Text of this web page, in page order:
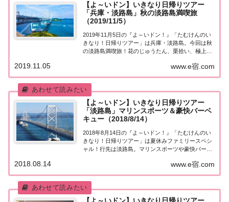
【よ～いドン】いきなり日帰りツアー
「兵庫・淡路島」秋の淡路島満喫旅
（2019/11/5）
2019年11月5日の『よ～いドン！』「たむけんのい
きなり！日帰りツアー」は兵庫・淡路島。今回は秋
の淡路島満喫旅！花のじゅうたん、栗拾い、極上な
「兵庫・淡路島」日帰りツアー街行く人にいきなり
声をかけ、そのまま日帰りツアーにご招待する
『た...
www.e宿.com
2019.11.05
【よ～いドン】いきなり日帰りツアー
「淡路島」マリンスポーツ＆豪快バーベ
キュー（2018/8/14）
2018年8月14日の『よ～いドン！』「たむけんのい
きなり！日帰りツアー」は夏休みファミリースペシ
ャル！行先は淡路島。マリンスポーツや豪快バーベ
「淡路島」日帰りツアー街行く人にいきなり声をか
け、そのまま日帰りツアーにご招待する『たむけ...
www.e宿.com
2018.08.14